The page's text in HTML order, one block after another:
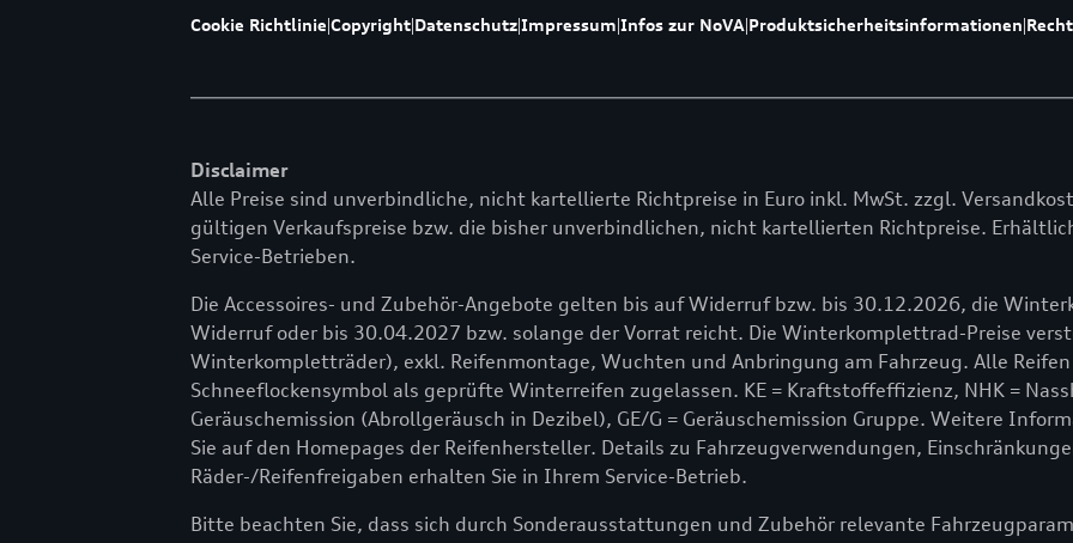
Cookie Richtlinie|Copyright|Datenschutz|Impressum|Infos zur NoVA|Produktsicherheitsinformationen|
Disclaimer
Alle Preise sind unverbindliche, nicht kartellierte Richtpreise in Euro inkl. MwSt. zzgl.
gültigen Verkaufspreise bzw. die bisher unverbindlichen, nicht kartellierten Richtpreise.
Service-Betrieben.
Die Accessoires- und Zubehör-Angebote gelten bis auf Widerruf bzw. bis 30.12.2026, die
Widerruf oder bis 30.04.2027 bzw. solange der Vorrat reicht. Die Winterkomplettrad-Preise
Winterkompletträder), exkl. Reifenmontage, Wuchten und Anbringung am Fahrzeug. Alle
Schneeflockensymbol als geprüfte Winterreifen zugelassen. KE = Kraftstoffeffizienz, NHK =
Geräuschemission (Abrollgeräusch in Dezibel), GE/G = Geräuschemission Gruppe. Weitere
Sie auf den Homepages der Reifenhersteller. Details zu Fahrzeugverwendungen,
Räder-/Reifenfreigaben erhalten Sie in Ihrem Service-Betrieb.
Bitte beachten Sie, dass sich durch Sonderausstattungen und Zubehör relevante